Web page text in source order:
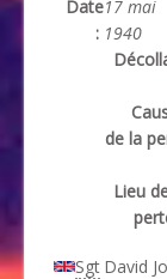
Date
:
17 mai
1940
de la
Lieu
Sgt David